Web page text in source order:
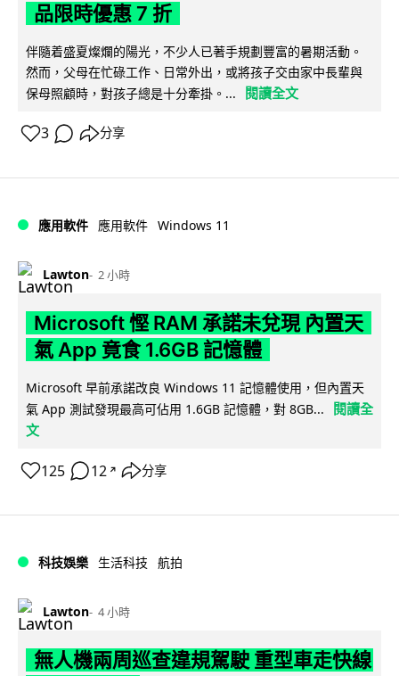
品限時優惠 7 折
伴隨着盛夏燦爛的陽光，不少人已著手規劃豐富的暑期活動。
然而，父母在忙碌工作、日常外出，或將孩子交由家中長輩與
保母照顧時，對孩子總是十分牽掛。...
閱讀全文
3 分享
應用軟件 應用軟件 Windows 11
Lawton 2 小時
Microsoft 慳 RAM 承諾未兌現 內置天
氣 App 竟食 1.6GB 記憶體
Microsoft 早前承諾改良 Windows 11 記憶體使用，但內置天
氣 App 測試發現最高可佔用 1.6GB 記憶體，對 8GB...
閱讀全
文
125 12 ↗ 分享
科技娛樂 生活科技 航拍
Lawton 4 小時
無人機兩周巡查違規駕駛 重型車走快線